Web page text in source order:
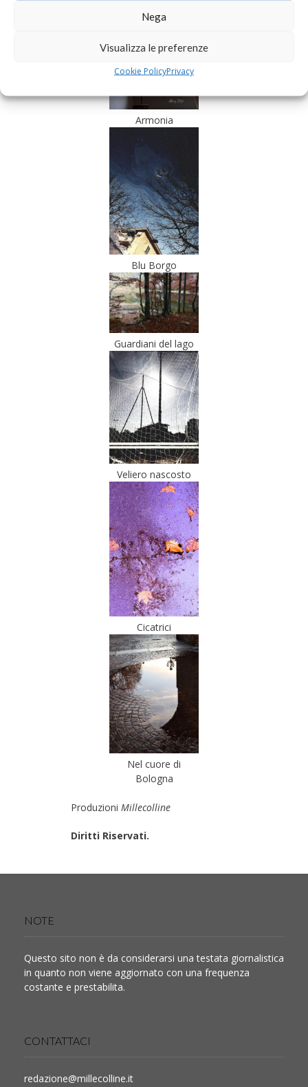
Nega
Visualizza le preferenze
Cookie PolicyPrivacy
Armonia
Blu Borgo
Guardiani del lago
Veliero nascosto
Cicatrici
Nel cuore di
Bologna
ProduzioniMillecolline
Diritti Riservati.
NOTE
Questo sito non è da considerarsi una testata giornalistica
in quanto non viene aggiornato con una frequenza
costante e prestabilita.
CONTATTACI
redazione@millecolline.it